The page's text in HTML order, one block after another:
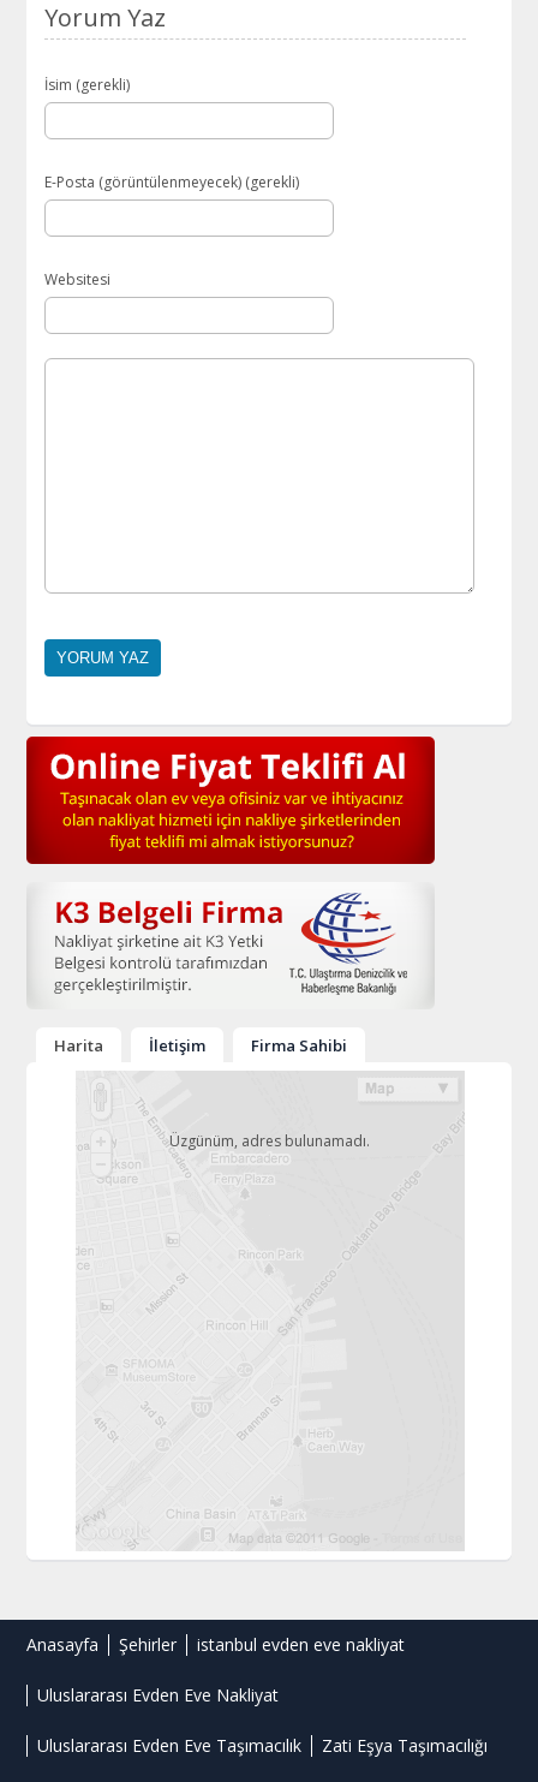
Yorum Yaz
İsim (gerekli)
E-Posta (görüntülenmeyecek) (gerekli)
Websitesi
Harita İletişim Firma Sahibi
Üzgünüm, adres bulunamadı.
Anasayfa Şehirler istanbul evden eve nakliyat
Uluslararası Evden Eve Nakliyat
Uluslararası Evden Eve Taşımacılık Zati Eşya Taşımacılığı